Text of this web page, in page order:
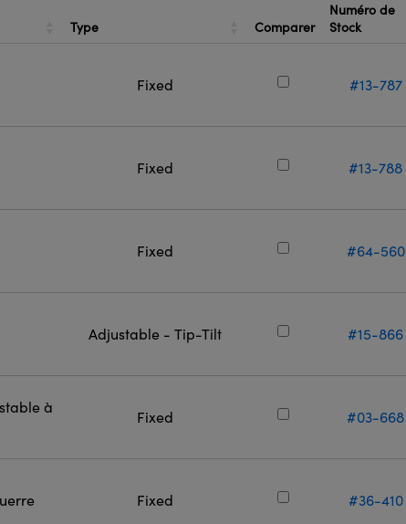
Type Comparer
Numéro de
Stock
Fixed #13-787
Fixed #13-788
Fixed #64-560
Adjustable - Tip-Tilt #15-866
à
Fixed #03-668
Fixed #36-410